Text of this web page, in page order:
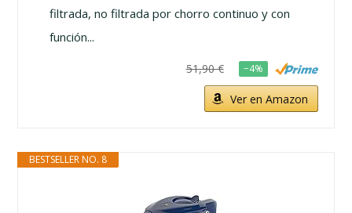
filtrada, no filtrada por chorro continuo y con
función...
51,90 € −4%
Ver en Amazon
BESTSELLER NO. 8